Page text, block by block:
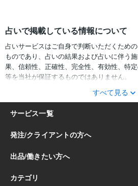
占いで掲載している情報について
占いサービスはご自身で判断いただくため
ものであり、占いの結果および占いに伴う
果、信頼性、正確性、完全性、有効性、特
等を当社が保証するものではありません。
サービスの結果をどのように利用するかは
おいて判断をお願いいたします。
占いの結果およびその内容を踏まえておこ
ずる一切の損害について、当社および情報
ねます。
すべて見る